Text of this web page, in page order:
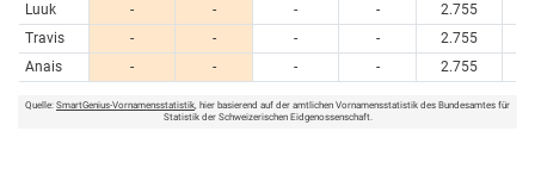
Luuk
- - - - 2.755
Travis
- - - - 2.755
Anais
- - - - 2.755
Quelle: SmartGenius-Vornamensstatistik, hier basierend auf der amtlichen Vornamensstatistik des Bundesamtes für
Statistik der Schweizerischen Eidgenossenschaft.